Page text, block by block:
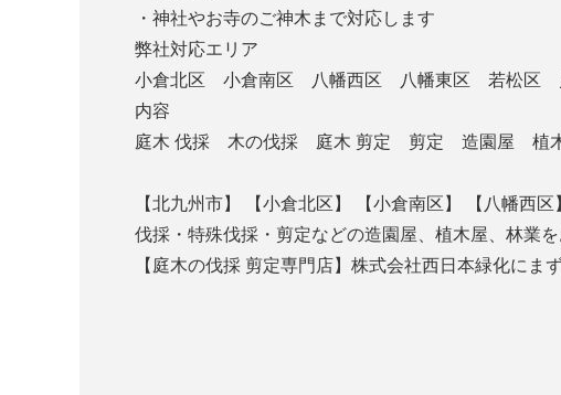
・神社やお寺のご神木まで対応します
弊社対応エリア
小倉北区 小倉南区 八幡西区 八幡東区 若松区
内容
庭木 伐採 木の伐採 庭木 剪定 剪定 造園屋
【北九州市】 【小倉北区】 【小倉南区】 【八幡西
伐採・特殊伐採・剪定などの造園屋、植木屋、林業
【庭木の伐採 剪定専門店】株式会社西日本緑化にま
℡050-